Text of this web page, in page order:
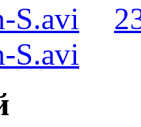
S.avi